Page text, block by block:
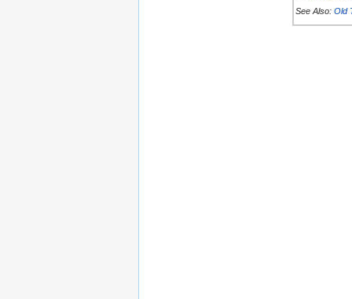
See Also: Old